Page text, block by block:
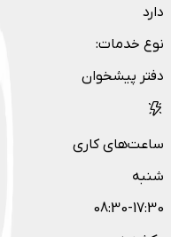
دارد
نوع خدمات:
دفتر پیشخوان
ساعت‌های کاری
شنبه
08:30-17:30